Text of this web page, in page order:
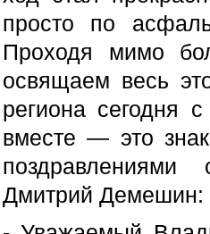
просто по
Проходя мимо
освящаем весь
региона сегодня
вместе — это
поздравлениями
Дмитрий Демешин: